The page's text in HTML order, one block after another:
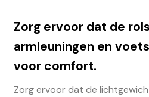
Zorg ervoor dat de
armleuningen en
voor comfort.
Zorg ervoor dat de